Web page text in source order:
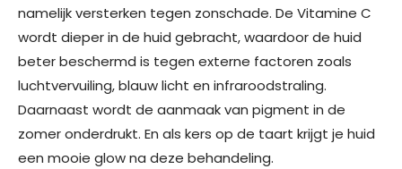
namelijk versterken tegen zonschade. De Vitamine C
wordt dieper in de huid gebracht, waardoor de huid
beter beschermd is tegen externe factoren zoals
luchtvervuiling, blauw licht en infraroodstraling.
Daarnaast wordt de aanmaak van pigment in de
zomer onderdrukt. En als kers op de taart krijgt je huid
een mooie glow na deze behandeling.